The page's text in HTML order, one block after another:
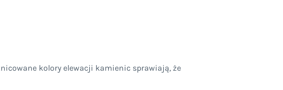
kolory elewacji kamienic sprawiają, że